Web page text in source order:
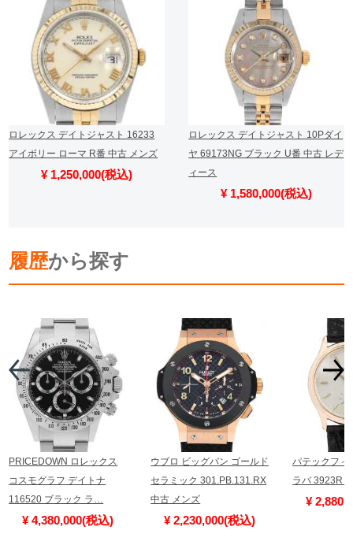
ロレックス デイトジャスト 16233
アイボリー ローマ R番 中古 メンズ
¥ 1,250,000(税込)
ロレックス デイトジャスト 10Pダイ
ヤ 69173NG ブラック U番 中古 レデ
ィース
¥ 1,580,000(税込)
履歴から探す
PRICEDOWN ロレックス
コスモグラフ デイトナ
116520 ブラック ラ…
¥ 4,380,000(税込)
ウブロ ビッグバン ゴールド
セラミック 301.PB.131.RX
中古 メンズ
¥ 2,230,000(税込)
パテックフィ
ラバ 3923R
¥